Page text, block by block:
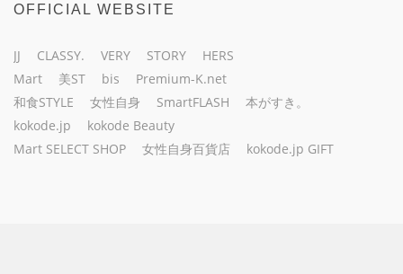
OFFICIAL WEBSITE
JJ CLASSY. VERY STORY
HERS
Mart
美ST bis
Premium-K.net
和食STYLE
女性自身 SmartFLASH
本がすき。
kokode.jp
kokode Beauty
Mart SELECT SHOP
女性自身百貨店 kokode.jp GIFT